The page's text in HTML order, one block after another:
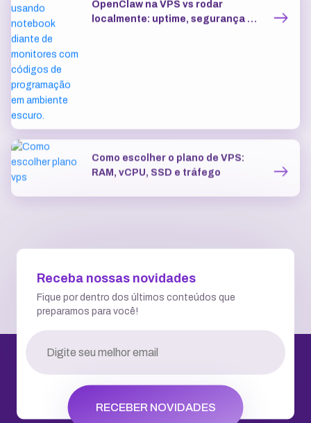
localmente: uptime, segurança e
IP dedicado
RAM, vCPU, SSD e tráfego
Receba nossas novidades
Fique por dentro dos últimos conteúdos que
preparamos para você!
RECEBER NOVIDADES